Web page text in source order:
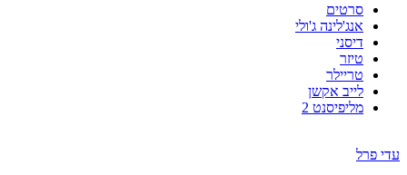
סרטים
אנג'לינה ג'ולי
דיסני
טיזר
טריילר
לייב אקשן
מליפיסנט 2
עדי פרל